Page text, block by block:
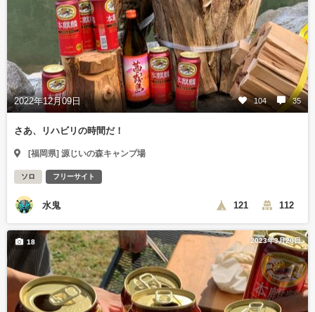
2022年12月09日 104 35
さあ、リハビリの時間だ！
[福岡県] 源じいの森キャンプ場
ソロ フリーサイト
水鬼 121 112
2023年3月20日
18